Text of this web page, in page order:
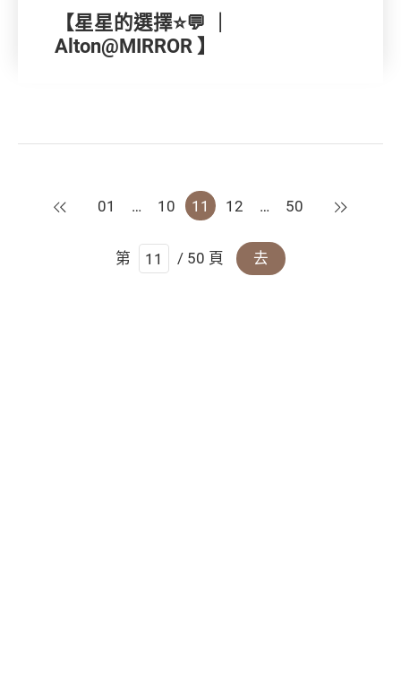
【星星的選擇⭐💬 ｜
Alton@MIRROR 】
上一頁
01 … 10 11 12 … 50 下一頁
第 / 50 頁 去